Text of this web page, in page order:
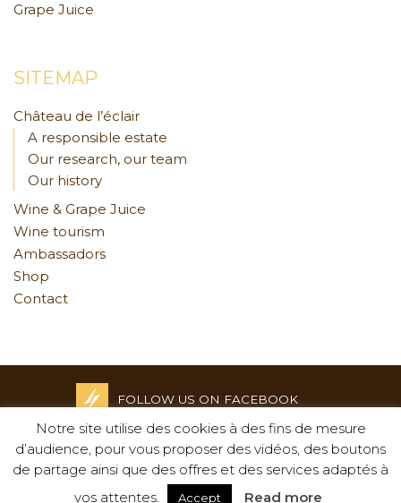
Grape Juice
SITEMAP
Château de l’éclair
A responsible estate
Our research, our team
Our history
Wine & Grape Juice
Wine tourism
Ambassadors
Shop
Contact
FOLLOW US ON FACEBOOK
Credits and Legal notices
-
Privacy policy
-
Notre site utilise des cookies à des fins de mesure
d’audience, pour vous proposer des vidéos, des boutons
de partage ainsi que des offres et des services adaptés à
vos attentes.
Accept Read more